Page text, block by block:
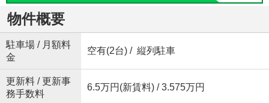
物件概要
駐車場 / 月額料
金
空有(2台) / 縦列駐車
更新料 / 更新事
務手数料
6.5万円(新賃料) / 3.575万円